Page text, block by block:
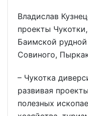
Владислав
проекты
Баимской
Совиного,
– Чукотка
развивая
полезных